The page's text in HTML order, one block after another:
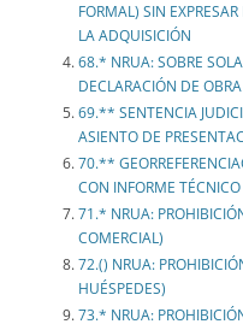
FORMAL) SIN
LA ADQUISICIÓN
68.* NRUA: SOBRE
DECLARACIÓN DE
69.** SENTENCIA
ASIENTO DE
70.**
CON INFORME
71.* NRUA:
COMERCIAL)
72.() NRUA:
HUÉSPEDES)
73.* NRUA: